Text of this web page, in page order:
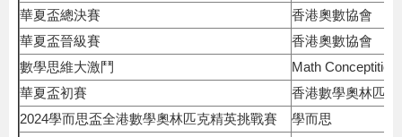
華夏盃總決賽
香港奧數協會
華夏盃晉級賽
香港奧數協會
數學思維大激鬥
Math Conceptition
華夏盃初賽
香港數學奧林匹
2024學而思盃全港數學奧林匹克精英挑戰賽
學而思